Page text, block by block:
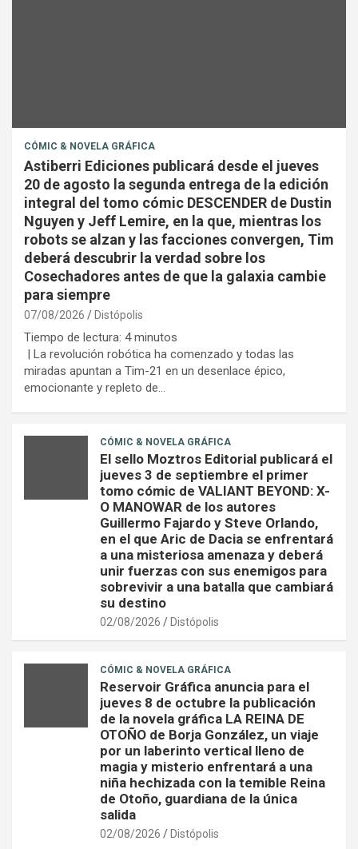
CÓMIC & NOVELA GRÁFICA
Astiberri Ediciones publicará desde el jueves
20 de agosto la segunda entrega de la edición
integral del tomo cómic DESCENDER de Dustin
Nguyen y Jeff Lemire, en la que, mientras los
robots se alzan y las facciones convergen, Tim
deberá descubrir la verdad sobre los
Cosechadores antes de que la galaxia cambie
para siempre
07/08/2026 Distópolis
Tiempo de lectura: 4 minutos
| La revolución robótica ha comenzado y todas las
miradas apuntan a Tim-21 en un desenlace épico,
emocionante y repleto de…
CÓMIC & NOVELA GRÁFICA
El sello Moztros Editorial publicará el
jueves 3 de septiembre el primer
tomo cómic de VALIANT BEYOND: X-
O MANOWAR de los autores
Guillermo Fajardo y Steve Orlando,
en el que Aric de Dacia se enfrentará
a una misteriosa amenaza y deberá
unir fuerzas con sus enemigos para
sobrevivir a una batalla que cambiará
su destino
02/08/2026 Distópolis
CÓMIC & NOVELA GRÁFICA
Reservoir Gráfica anuncia para el
jueves 8 de octubre la publicación
de la novela gráfica LA REINA DE
OTOÑO de Borja González, un viaje
por un laberinto vertical lleno de
magia y misterio enfrentará a una
niña hechizada con la temible Reina
de Otoño, guardiana de la única
salida
02/08/2026 Distópolis